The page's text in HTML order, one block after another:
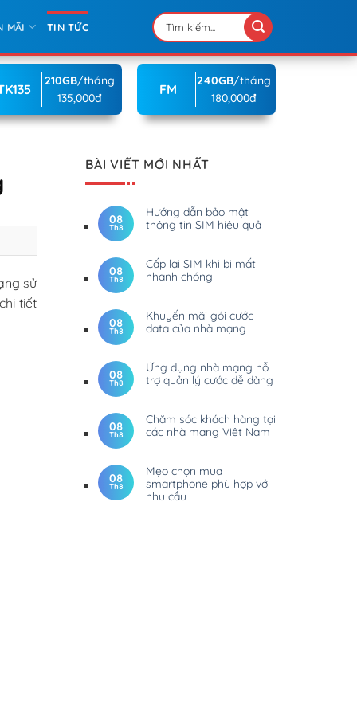
MÃI TIN TỨC
210GB/tháng
135,000đ
FM
240GB/tháng
180,000đ
sử
tiết
BÀI VIẾT MỚI NHẤT
08
Th8
Hướng dẫn bảo mật
thông tin SIM hiệu quả
08
Th8
Cấp lại SIM khi bị mất
nhanh chóng
08
Th8
Khuyến mãi gói cước
data của nhà mạng
08
Th8
Ứng dụng nhà mạng hỗ
trợ quản lý cước dễ dàng
08
Th8
Chăm sóc khách hàng tại
các nhà mạng Việt Nam
08
Th8
Mẹo chọn mua
smartphone phù hợp với
nhu cầu